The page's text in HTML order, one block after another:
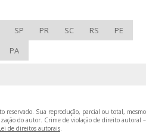
CALOR CASCO TUBO
SP PR SC RS
PE
PA
reservado. Sua reprodução, parcial ou total, mesmo
do autor. Crime de violação de direito autoral –
de direitos autorais.